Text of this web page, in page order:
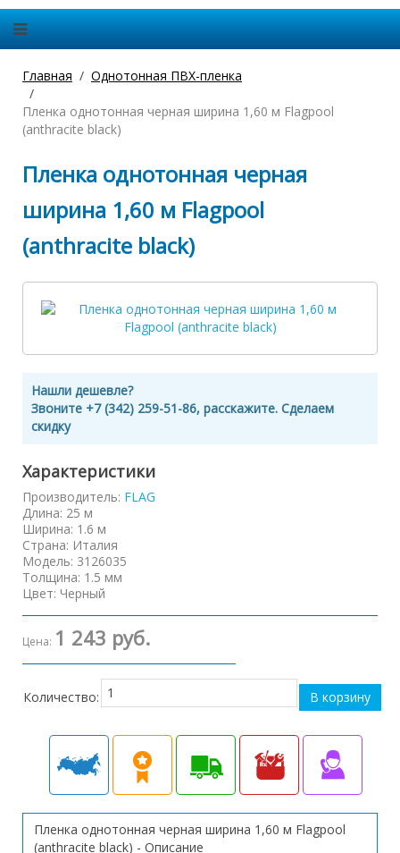
Главная Однотонная ПВХ-пленка
Пленка однотонная черная ширина 1,60 м Flagpool
(anthracite black)
Пленка однотонная черная
ширина 1,60 м Flagpool
(anthracite black)
Нашли дешевле?
Звоните +7 (342) 259-51-86, расскажите. Сделаем
скидку
Характеристики
Производитель: FLAG
Длина: 25 м
Ширина: 1.6 м
Страна: Италия
Модель: 3126035
Толщина: 1.5 мм
Цвет: Черный
Цена: 1 243 руб.
Количество:
Пленка однотонная черная ширина 1,60 м Flagpool
(anthracite black) - Описание